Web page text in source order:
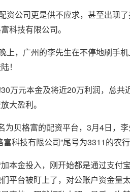
资公司更是供不应求，甚至出现
科技有限公司。
上，广州的李先生在不停地刷手
！
万元本金及将近20万利润，总
大盈利。
贝格富的配资平台，3月4日，
科技有限公司”尾号为3311的农行
本金投入，刚开始都是通过支付
平台被盯上了，对公账户资金量